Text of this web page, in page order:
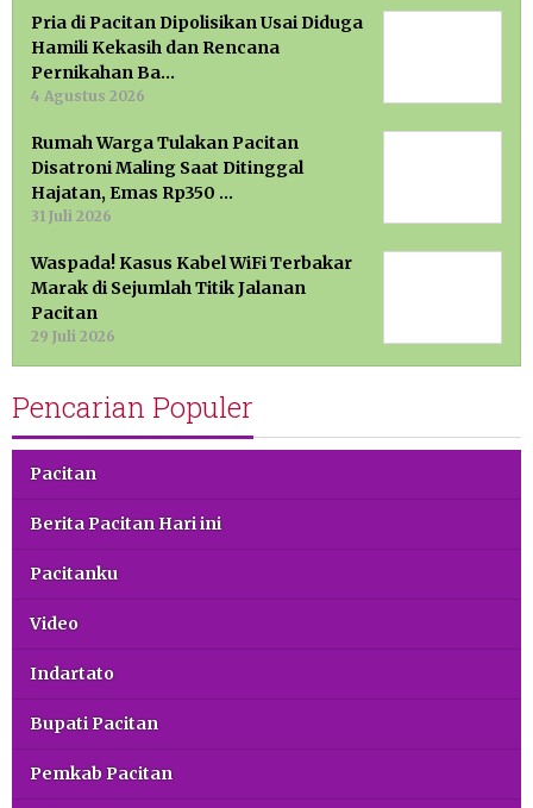
Pria di Pacitan Dipolisikan Usai Diduga
Hamili Kekasih dan Rencana
Pernikahan Ba…
4 Agustus 2026
Rumah Warga Tulakan Pacitan
Disatroni Maling Saat Ditinggal
Hajatan, Emas Rp350 …
31 Juli 2026
Waspada! Kasus Kabel WiFi Terbakar
Marak di Sejumlah Titik Jalanan
Pacitan
29 Juli 2026
Pencarian Populer
Pacitan
Berita Pacitan Hari ini
Pacitanku
Video
Indartato
Bupati Pacitan
Pemkab Pacitan